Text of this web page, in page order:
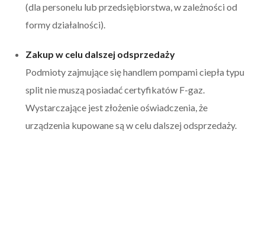
(dla personelu lub przedsiębiorstwa, w zależności od
formy działalności).
Zakup w celu dalszej odsprzedaży
Podmioty zajmujące się handlem pompami ciepła typu
split nie muszą posiadać certyfikatów F-gaz.
Wystarczające jest złożenie oświadczenia, że
urządzenia kupowane są w celu dalszej odsprzedaży.